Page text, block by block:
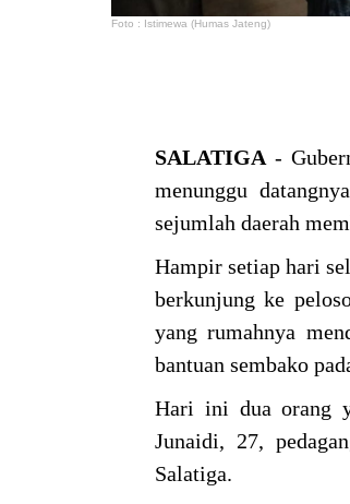
Foto : Istimewa (Humas Jateng)
SALATIGA -
menunggu
sejumlah daerah
Hampir setiap hari
berkunjung ke
yang rumahnya
bantuan sembako
Hari ini dua orang
Junaidi, 27,
Salatiga.